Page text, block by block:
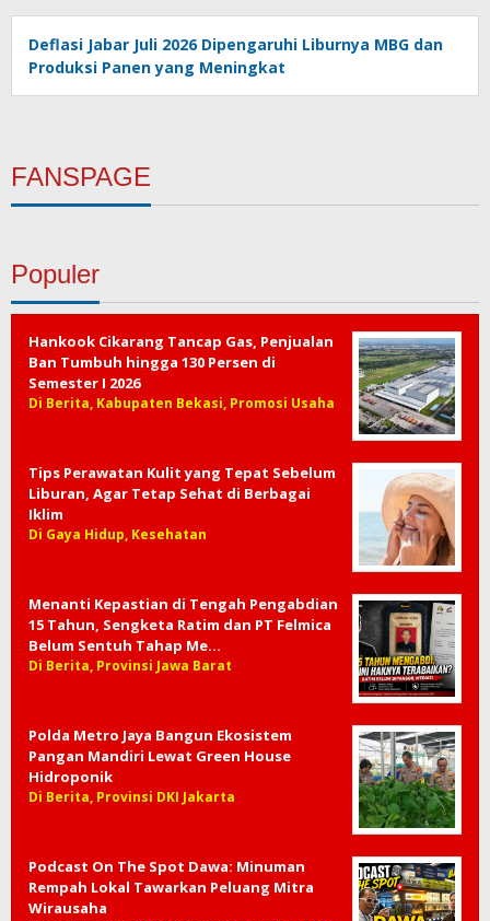
Deflasi Jabar Juli 2026 Dipengaruhi Liburnya MBG dan
Produksi Panen yang Meningkat
FANSPAGE
Populer
Hankook Cikarang Tancap Gas, Penjualan
Ban Tumbuh hingga 130 Persen di
Semester I 2026
Di Berita, Kabupaten Bekasi, Promosi Usaha
Tips Perawatan Kulit yang Tepat Sebelum
Liburan, Agar Tetap Sehat di Berbagai
Iklim
Di Gaya Hidup, Kesehatan
Menanti Kepastian di Tengah Pengabdian
15 Tahun, Sengketa Ratim dan PT Felmica
Belum Sentuh Tahap Me…
Di Berita, Provinsi Jawa Barat
Polda Metro Jaya Bangun Ekosistem
Pangan Mandiri Lewat Green House
Hidroponik
Di Berita, Provinsi DKI Jakarta
Podcast On The Spot Dawa: Minuman
Rempah Lokal Tawarkan Peluang Mitra
Wirausaha